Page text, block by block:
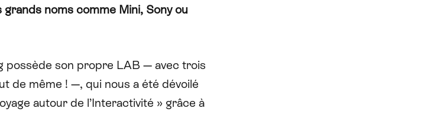
noms comme Mini, Sony ou
possède son propre LAB — avec trois
de même ! —, qui nous a été dévoilé
autour de l’Interactivité » grâce à